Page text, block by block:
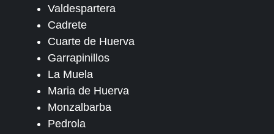
Valdespartera
Cadrete
Cuarte de Huerva
Garrapinillos
La Muela
Maria de Huerva
Monzalbarba
Pedrola